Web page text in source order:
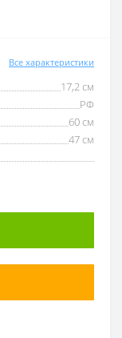
Все характеристики
17,2 см
РФ
60 см
47 см